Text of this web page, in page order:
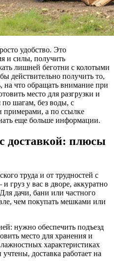
удобство. Это
и силы, получить
лишней беготни с колотыми
действительно получить то,
на что обращать внимание при
место для разгрузки и
по шагам, без воды, с
примерами, а по ссылке
еще больше информации.
доставкой: плюсы
труда и от трудностей с
у вас в дворе, аккуратно
дачи, бани или частного
чем покупать мешками или
нужно обеспечить подъезд
место для хранения и
характеристиках
доставка работает на